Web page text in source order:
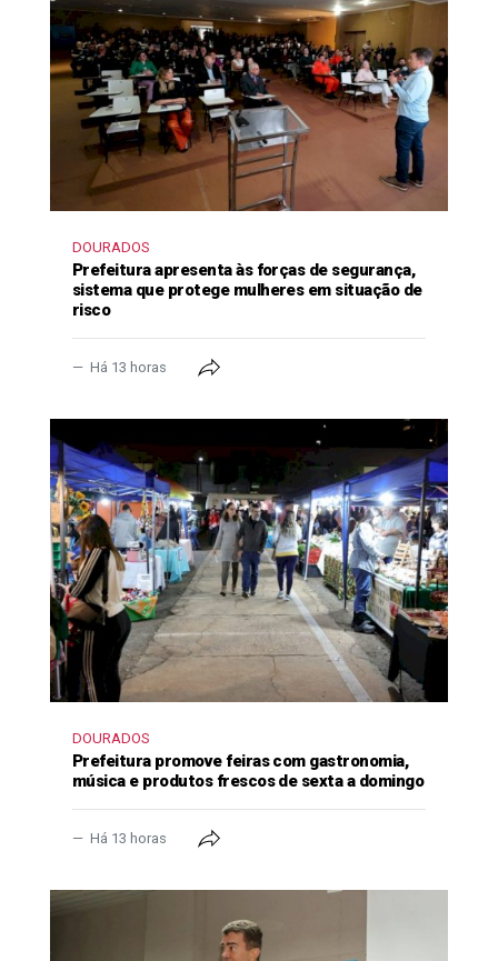
DOURADOS
Prefeitura apresenta às forças de segurança,
sistema que protege mulheres em situação de
risco
Há 13 horas
DOURADOS
Prefeitura promove feiras com gastronomia,
música e produtos frescos de sexta a domingo
Há 13 horas